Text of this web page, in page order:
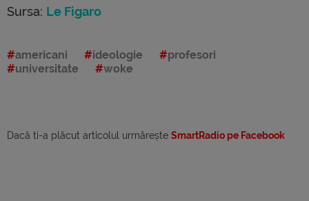
Sursa: Le Figaro
americani ideologie
profesori
universitate
woke
Dacă ti-a plăcut articolul urmărește SmartRadio pe Facebook